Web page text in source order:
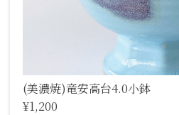
(美濃焼)竜安高台4.0小鉢
¥1,200